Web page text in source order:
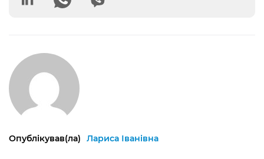
Опублікував(ла) Лариса Іванівна